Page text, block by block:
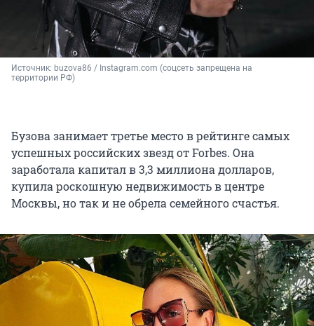
Источник: buzova86 / Instagram.com (соцсеть запрещена на
территории РФ)
Бузова занимает третье место в рейтинге самых
успешных российских звезд от Forbes. Она
заработала капитал в 3,3 миллиона долларов,
купила роскошную недвижимость в центре
Москвы, но так и не обрела семейного счастья.